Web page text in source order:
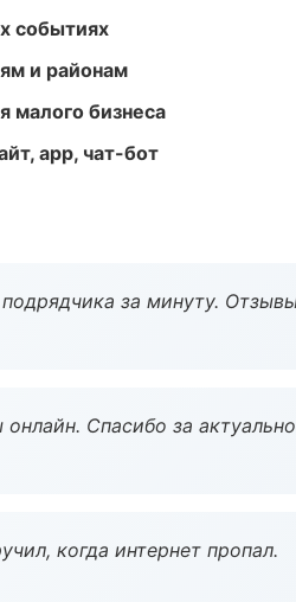
событиях
и районам
малого бизнеса
app, чат-бот
за минуту.
Спасибо за
когда интернет пропал.